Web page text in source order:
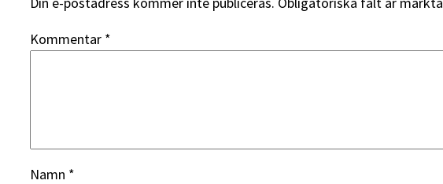
Kommentar *
Namn *